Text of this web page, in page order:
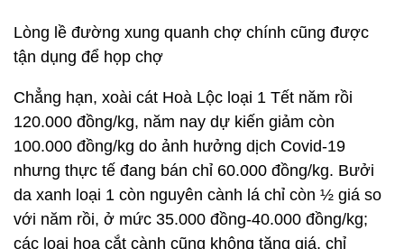
Lòng lề đường xung quanh chợ chính cũng được
tận dụng để họp chợ
Chẳng hạn, xoài cát Hoà Lộc loại 1 Tết năm rồi
120.000 đồng/kg, năm nay dự kiến giảm còn
100.000 đồng/kg do ảnh hưởng dịch Covid-19
nhưng thực tế đang bán chỉ 60.000 đồng/kg. Bưởi
da xanh loại 1 còn nguyên cành lá chỉ còn ½ giá so
với năm rồi, ở mức 35.000 đồng-40.000 đồng/kg;
các loại hoa cắt cành cũng không tăng giá, chỉ